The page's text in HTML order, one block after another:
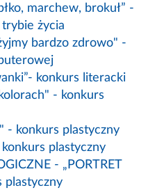
marchew, brokuł” -
życia
bardzo zdrowo" -
konkurs literacki
- konkurs
- konkurs plastyczny
plastyczny
- „PORTRET
plastyczny